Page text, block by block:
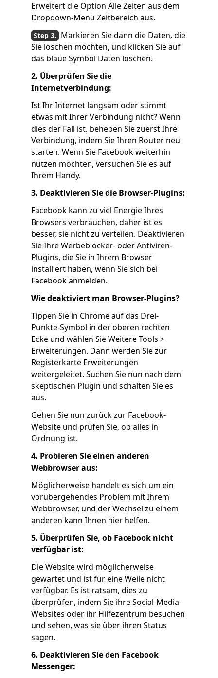
Erweitert die Option Alle Zeiten aus dem
Dropdown-Menü Zeitbereich aus.
Markieren Sie dann die Daten, die
Sie löschen möchten, und klicken Sie auf
das blaue Symbol Daten löschen.
2. Überprüfen Sie die
Internetverbindung:
Ist Ihr Internet langsam oder stimmt
etwas mit Ihrer Verbindung nicht? Wenn
dies der Fall ist, beheben Sie zuerst Ihre
Verbindung, indem Sie Ihren Router neu
starten. Wenn Sie Facebook weiterhin
nutzen möchten, versuchen Sie es auf
Ihrem Handy.
3. Deaktivieren Sie die Browser-Plugins:
Facebook kann zu viel Energie Ihres
Browsers verbrauchen, daher ist es
besser, sie nicht zu verteilen. Deaktivieren
Sie Ihre Werbeblocker- oder Antiviren-
Plugins, die Sie in Ihrem Browser
installiert haben, wenn Sie sich bei
Facebook anmelden.
Wie deaktiviert man Browser-Plugins?
Tippen Sie in Chrome auf das Drei-
Punkte-Symbol in der oberen rechten
Ecke und wählen Sie Weitere Tools >
Erweiterungen. Dann werden Sie zur
Registerkarte Erweiterungen
weitergeleitet. Suchen Sie nun nach dem
skeptischen Plugin und schalten Sie es
aus.
Gehen Sie nun zurück zur Facebook-
Website und prüfen Sie, ob alles in
Ordnung ist.
4. Probieren Sie einen anderen
Webbrowser aus:
Möglicherweise handelt es sich um ein
vorübergehendes Problem mit Ihrem
Webbrowser, und der Wechsel zu einem
anderen kann Ihnen hier helfen.
5. Überprüfen Sie, ob Facebook nicht
verfügbar ist:
Die Website wird möglicherweise
gewartet und ist für eine Weile nicht
verfügbar. Es ist ratsam, dies zu
überprüfen, indem Sie ihre Social-Media-
Websites oder ihr Hilfezentrum besuchen
und sehen, was sie über ihren Status
sagen.
6. Deaktivieren Sie den Facebook
Messenger: